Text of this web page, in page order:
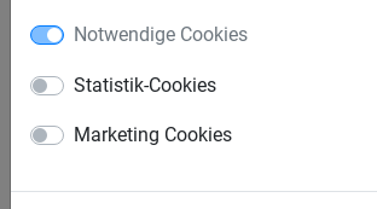
Notwendige Cookies
Statistik-Cookies
Marketing Cookies
Bauschutznetze
Schutznetze und
Netzeinfassung
Polyestergurtband